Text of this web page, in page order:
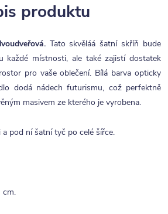
produktu
Tato skvěláá šatní skříň bude
každé místnosti, ale také zajistí dostatek
pro vaše oblečení. Bílá barva opticky
dodá nádech futurismu, což perfektně
masivem ze kterého je vyrobena.
pod ní šatní tyč po celé šířce.
cm.